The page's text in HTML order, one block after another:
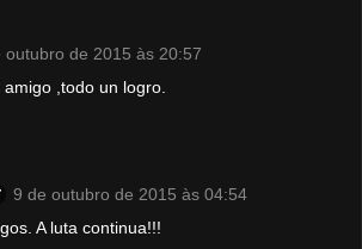
outubro de 2015 às 20:57
,todo un logro.
9 de outubro de 2015 às 04:54
A luta continua!!!